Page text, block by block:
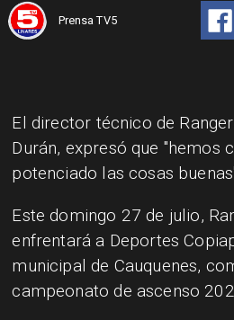
Prensa TV5
El director técnico de
Durán, expresó que "hemos
potenciado las cosas
Este domingo 27 de julio,
enfrentará a Deportes
municipal de Cauquenes,
campeonato de ascenso